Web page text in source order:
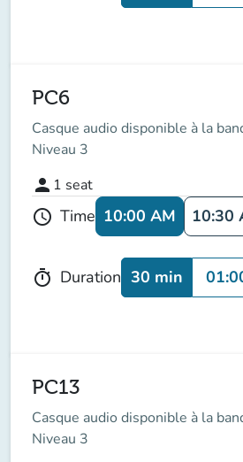
PC6
Casque audio disponible à la
Niveau 3
person 1 seat
schedule Time 10:00 AM 10:30
timer Duration 30 min
PC13
Casque audio disponible à la
Niveau 3